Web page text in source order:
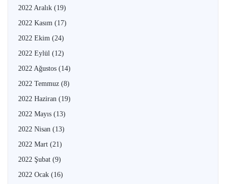
2022 Aralık (19)
2022 Kasım (17)
2022 Ekim (24)
2022 Eylül (12)
2022 Ağustos (14)
2022 Temmuz (8)
2022 Haziran (19)
2022 Mayıs (13)
2022 Nisan (13)
2022 Mart (21)
2022 Şubat (9)
2022 Ocak (16)